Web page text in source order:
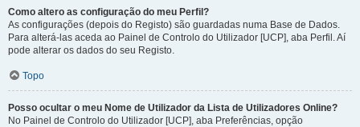
Como altero as configuração do meu Perfil?
As configurações (depois do Registo) são guardadas numa Base de Dados.
Para alterá-las aceda ao Painel de Controlo do Utilizador [UCP], aba Perfil. Aí
pode alterar os dados do seu Registo.
Topo
Posso ocultar o meu Nome de Utilizador da Lista de Utilizadores Online?
No Painel de Controlo do Utilizador [UCP], aba Preferências, opção